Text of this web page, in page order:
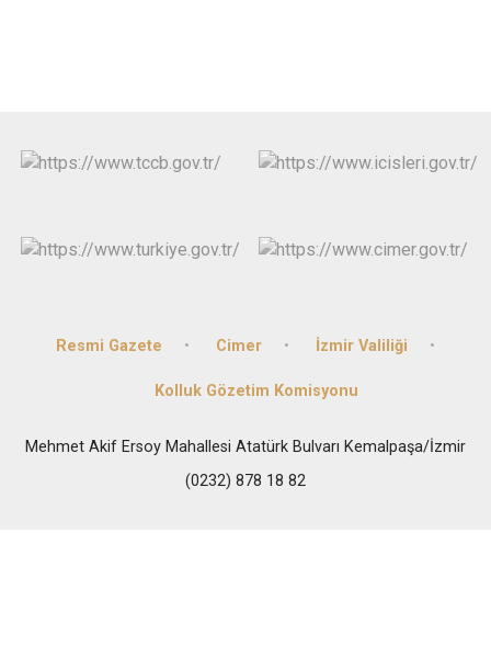
Resmi Gazete Cimer İzmir Valiliği
Kolluk Gözetim Komisyonu
Mehmet Akif Ersoy Mahallesi Atatürk Bulvarı Kemalpaşa/İzmir
(0232) 878 18 82